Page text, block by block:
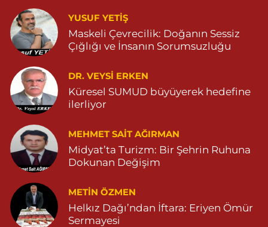
0 (482) 212 53 04 Yol Tarifi Al
Özdemir Eczanesi
YENİ MAHALLE 3086 SOKAK NO:4 3 04825413121
0 (482) 541 31 21 Yol Tarifi Al
YUSUF YETİŞ
Maskeli Çevrecilik: Doğanın Sessiz
Çığlığı ve İnsanın Sorumsuzluğu
DR. VEYSI ERKEN
Küresel SUMUD büyüyerek hedefine
ilerliyor
MEHMET SAIT AĞIRMAN
Midyat’ta Turizm: Bir Şehrin Ruhuna
Dokunan Değişim
METIN ÖZMEN
Helkız Dağı’ndan İftara: Eriyen Ömür
Sermayesi